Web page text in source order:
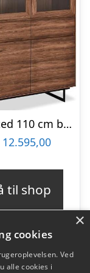
Rungsted 110 cm bredt vitrineskab i valnød med skabe, skuffe og glasdøre.
12.595,00
til shop
×
cookies
Ved
alle cookies i